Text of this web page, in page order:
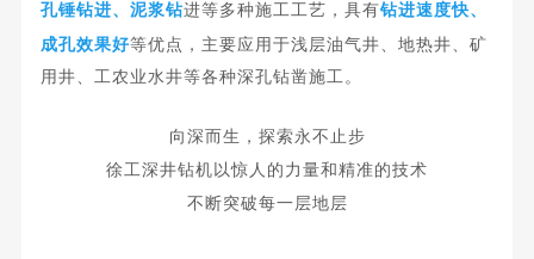
孔锤钻进、泥浆钻进等多种施工工艺，具有钻进速度快、
成孔效果好等优点，主要应用于浅层油气井、地热井、矿
用井、工农业水井等各种深孔钻凿施工。
向深而生，探索永不止步
徐工深井钻机以惊人的力量和精准的技术
不断突破每一层地层